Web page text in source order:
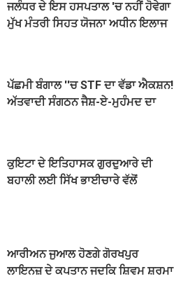
ਜਲੰਧਰ ਦੇ ਇਸ ਹਸਪਤਾਲ 'ਚ ਨਹੀਂ ਹੋਵੇਗਾ
ਮੁੱਖ ਮੰਤਰੀ ਸਿਹਤ ਯੋਜਨਾ ਅਧੀਨ ਇਲਾਜ
ਪੱਛਮੀ ਬੰਗਾਲ ''ਚ STF ਦਾ ਵੱਡਾ ਐਕਸ਼ਨ!
ਅੱਤਵਾਦੀ ਸੰਗਠਨ ਜੈਸ਼-ਏ-ਮੁਹੰਮਦ ਦਾ
ਕੁਇਟਾ ਦੇ ਇਤਿਹਾਸਕ ਗੁਰਦੁਆਰੇ ਦੀ
ਬਹਾਲੀ ਲਈ ਸਿੱਖ ਭਾਈਚਾਰੇ ਵੱਲੋਂ
ਆਰੀਅਨ ਜੁਆਲ ਹੋਣਗੇ ਗੋਰਖਪੁਰ
ਲਾਇਨਜ਼ ਦੇ ਕਪਤਾਨ ਜਦਕਿ ਸ਼ਿਵਮ ਸ਼ਰਮਾ